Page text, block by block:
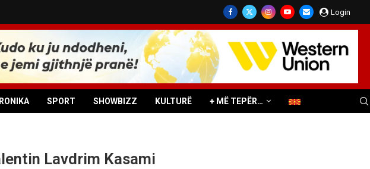
Login
SPORT SHOWBIZZ KULTURË + MË TEPËR…
Lavdrim Kasami